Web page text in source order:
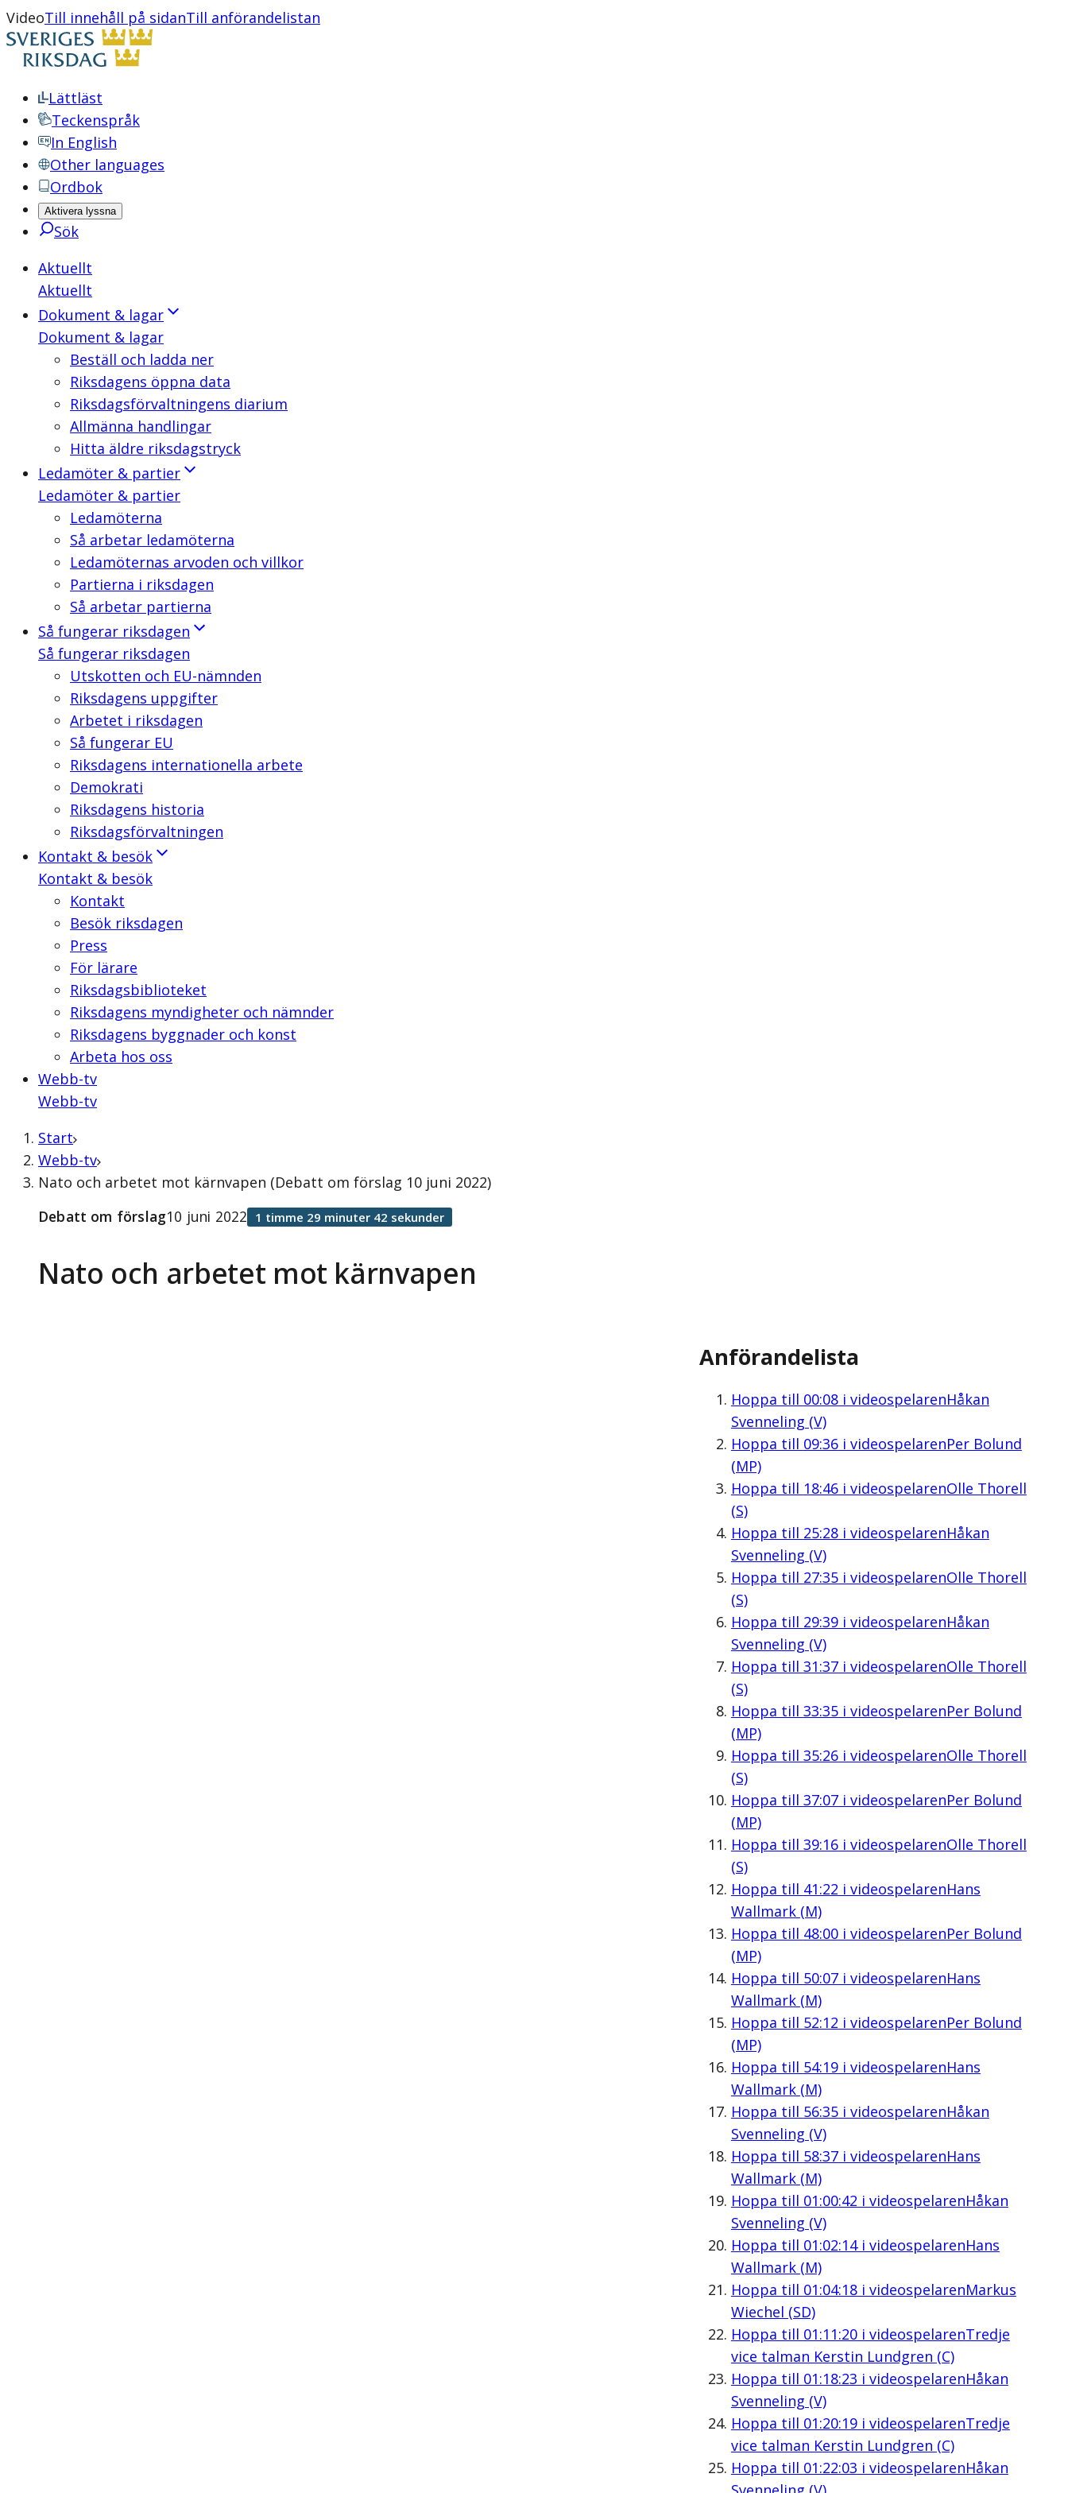
VideoTill innehåll på sidanTill anförandelistan
Lättläst
Teckenspråk
In English
Other languages
Ordbok
Aktivera lyssna
Sök
Aktuellt
Aktuellt
Dokument & lagar
Dokument & lagar
Beställ och ladda ner
Riksdagens öppna data
Riksdagsförvaltningens diarium
Allmänna handlingar
Hitta äldre riksdagstryck
Ledamöter & partier
Ledamöter & partier
Ledamöterna
Så arbetar ledamöterna
Ledamöternas arvoden och villkor
Partierna i riksdagen
Så arbetar partierna
Så fungerar riksdagen
Så fungerar riksdagen
Utskotten och EU-nämnden
Riksdagens uppgifter
Arbetet i riksdagen
Så fungerar EU
Riksdagens internationella arbete
Demokrati
Riksdagens historia
Riksdagsförvaltningen
Kontakt & besök
Kontakt & besök
Kontakt
Besök riksdagen
Press
För lärare
Riksdagsbiblioteket
Riksdagens myndigheter och nämnder
Riksdagens byggnader och konst
Arbeta hos oss
Webb-tv
Webb-tv
Start
Webb-tv
Nato och arbetet mot kärnvapen (Debatt om förslag 10 juni 2022)
Nato och arbetet mot kärnvapen
Debatt om förslag10 juni 2022 1 timme 29 minuter 42 sekunder
Anförandelista
Hoppa till 00:08i videospelarenHåkan
Svenneling (V)
Hoppa till 09:36i videospelarenPer Bolund
(MP)
Hoppa till 18:46i videospelarenOlle Thorell
(S)
Hoppa till 25:28i videospelarenHåkan
Svenneling (V)
Hoppa till 27:35i videospelarenOlle Thorell
(S)
Hoppa till 29:39i videospelarenHåkan
Svenneling (V)
Hoppa till 31:37i videospelarenOlle Thorell
(S)
Hoppa till 33:35i videospelarenPer Bolund
(MP)
Hoppa till 35:26i videospelarenOlle Thorell
(S)
Hoppa till 37:07i videospelarenPer Bolund
(MP)
Hoppa till 39:16i videospelarenOlle Thorell
(S)
Hoppa till 41:22 i videospelarenHans
Wallmark (M)
Hoppa till 48:00i videospelarenPer Bolund
(MP)
Hoppa till 50:07i videospelarenHans
Wallmark (M)
Hoppa till 52:12 i videospelarenPer Bolund
(MP)
Hoppa till 54:19i videospelarenHans
Wallmark (M)
Hoppa till 56:35i videospelarenHåkan
Svenneling (V)
Hoppa till 58:37i videospelarenHans
Wallmark (M)
Hoppa till 01:00:42 i videospelarenHåkan
Svenneling (V)
Hoppa till 01:02:14i videospelarenHans
Wallmark (M)
Hoppa till 01:04:18i videospelarenMarkus
Wiechel (SD)
Hoppa till 01:11:20i videospelarenTredje
vice talman Kerstin Lundgren (C)
Hoppa till 01:18:23 i videospelarenHåkan
Svenneling (V)
Hoppa till 01:20:19i videospelarenTredje
vice talman Kerstin Lundgren (C)
Hoppa till 01:22:03 i videospelarenHåkan